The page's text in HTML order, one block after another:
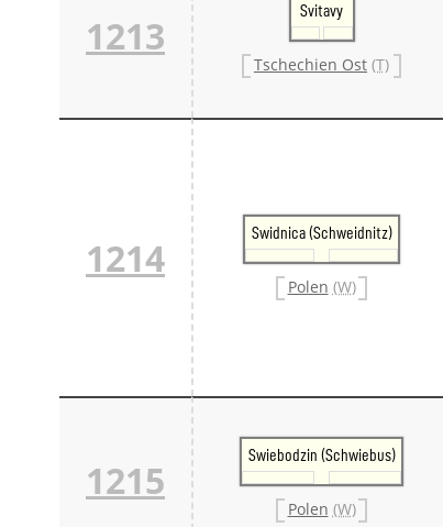
1213
Svitavy
Tschechien Ost (T)
1214
Swidnica (Schweidnitz)
Polen (W)
1215
Swiebodzin (Schwiebus)
Polen (W)